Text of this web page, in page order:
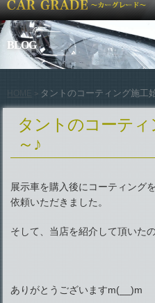
BLOG
> タントのコーティング施工
タントのコーテ
～♪
展示車を購入後にコーティング
依頼いただきました。
そして、当店を紹介して頂いた
ありがとうございますm(__)m